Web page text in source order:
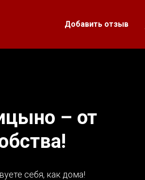
Добавить отзыв
– от
себя, как дома!